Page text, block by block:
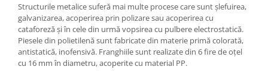
Structurile metalice suferă mai multe procese care sunt șlefuirea,
galvanizarea, acoperirea prin polizare sau acoperirea cu
cataforeză și în cele din urmă vopsirea cu pulbere electrostatică.
Piesele din polietilenă sunt fabricate din materie primă colorată,
antistatică, inofensivă. Franghiile sunt realizate din 6 fire de oțel
cu 16 mm în diametru, acoperite cu material PP.